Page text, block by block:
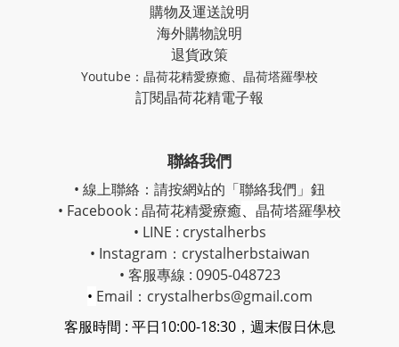
購物及運送說明
海外購物說明
退貨政策
Youtube： 晶荷花精愛療癒 晶荷塔羅學校
訂閱晶荷花精電子報
聯絡我們
• 線上聯絡：請按網站的「聯絡我們」鈕
• Facebook : 晶荷花精愛療癒、 晶荷塔羅學校
• LINE : crystalherbs
• Instagram： crystalherbstaiwan
• 客服專線 : 0905-048723
• Email：crystalherbs@gmail.com
客服時間 : 平日10:00-18:30，週末假日休息